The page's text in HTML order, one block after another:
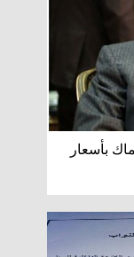
بأسعار